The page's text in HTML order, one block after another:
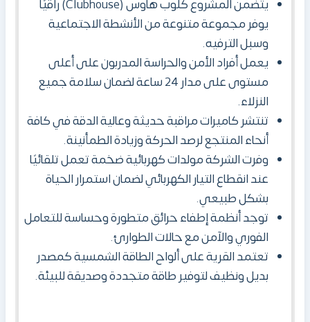
يتضمن المشروع كلوب هاوس (Clubhouse) راقيًا
يوفر مجموعة متنوعة من الأنشطة الاجتماعية
وسبل الترفيه.
يعمل أفراد الأمن والحراسة المدربون على أعلى
مستوى على مدار 24 ساعة لضمان سلامة جميع
النزلاء.
تنتشر كاميرات مراقبة حديثة وعالية الدقة في كافة
أنحاء المنتجع لرصد الحركة وزيادة الطمأنينة.
وفرت الشركة مولدات كهربائية ضخمة تعمل تلقائيًا
عند انقطاع التيار الكهربائي لضمان استمرار الحياة
بشكل طبيعي.
توجد أنظمة إطفاء حرائق متطورة وحساسة للتعامل
الفوري والآمن مع حالات الطوارئ.
تعتمد القرية على ألواح الطاقة الشمسية كمصدر
بديل ونظيف لتوفير طاقة متجددة وصديقة للبيئة.